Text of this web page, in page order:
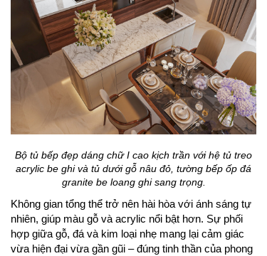
Bộ tủ bếp đẹp dáng chữ I cao kịch trần với hệ tủ treo
acrylic be ghi và tủ dưới gỗ nâu đỏ, tường bếp ốp đá
granite be loang ghi sang trọng.
Không gian tổng thể trở nên hài hòa với ánh sáng tự
nhiên, giúp màu gỗ và acrylic nổi bật hơn. Sự phối
hợp giữa gỗ, đá và kim loại nhẹ mang lại cảm giác
vừa hiện đại vừa gần gũi – đúng tinh thần của phong